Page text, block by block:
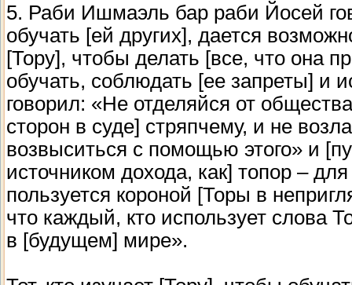
5. Раби Ишмаэль бар раби Йосей
обучать [ей других], дается
[Тору], чтобы делать [все, что она
обучать, соблюдать [ее запреты] и
говорил: «Не отделяйся от
сторон в суде] стряпчему, и не
возвыситься с помощью этого» и
источником дохода, как] топор –
пользуется короной [Торы в
что каждый, кто использует слова
в [будущем] мире».